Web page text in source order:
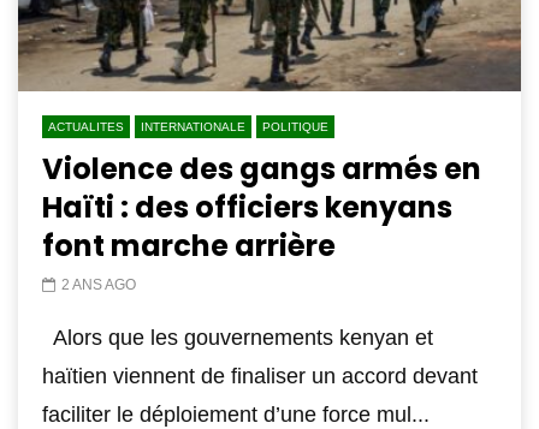
ACTUALITES INTERNATIONALE POLITIQUE
Violence des gangs armés en
Haïti : des officiers kenyans
font marche arrière
2 ANS AGO
Alors que les gouvernements kenyan et
haïtien viennent de finaliser un accord devant
faciliter le déploiement d’une force mul...